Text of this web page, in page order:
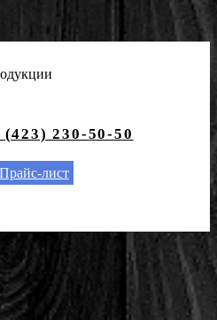
(423) 230-50-50
лист